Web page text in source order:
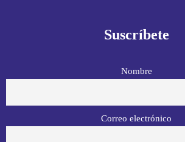
Suscríbete
Nombre
Correo electrónico